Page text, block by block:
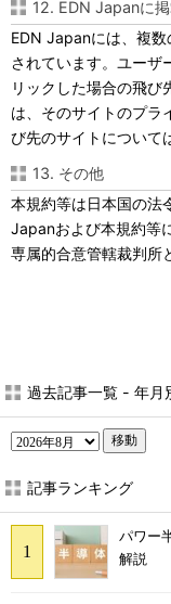
12. EDN Japanに
EDN Japanには、複
されています。ユーザ
リックした場合の飛び
は、そのサイトのプラ
び先のサイトについて
13. その他
本規約等は日本国の法
Japanおよび本規約等
専属的合意管轄裁判所
過去記事一覧 - 年月
移動
記事ランキング
パワー
解説